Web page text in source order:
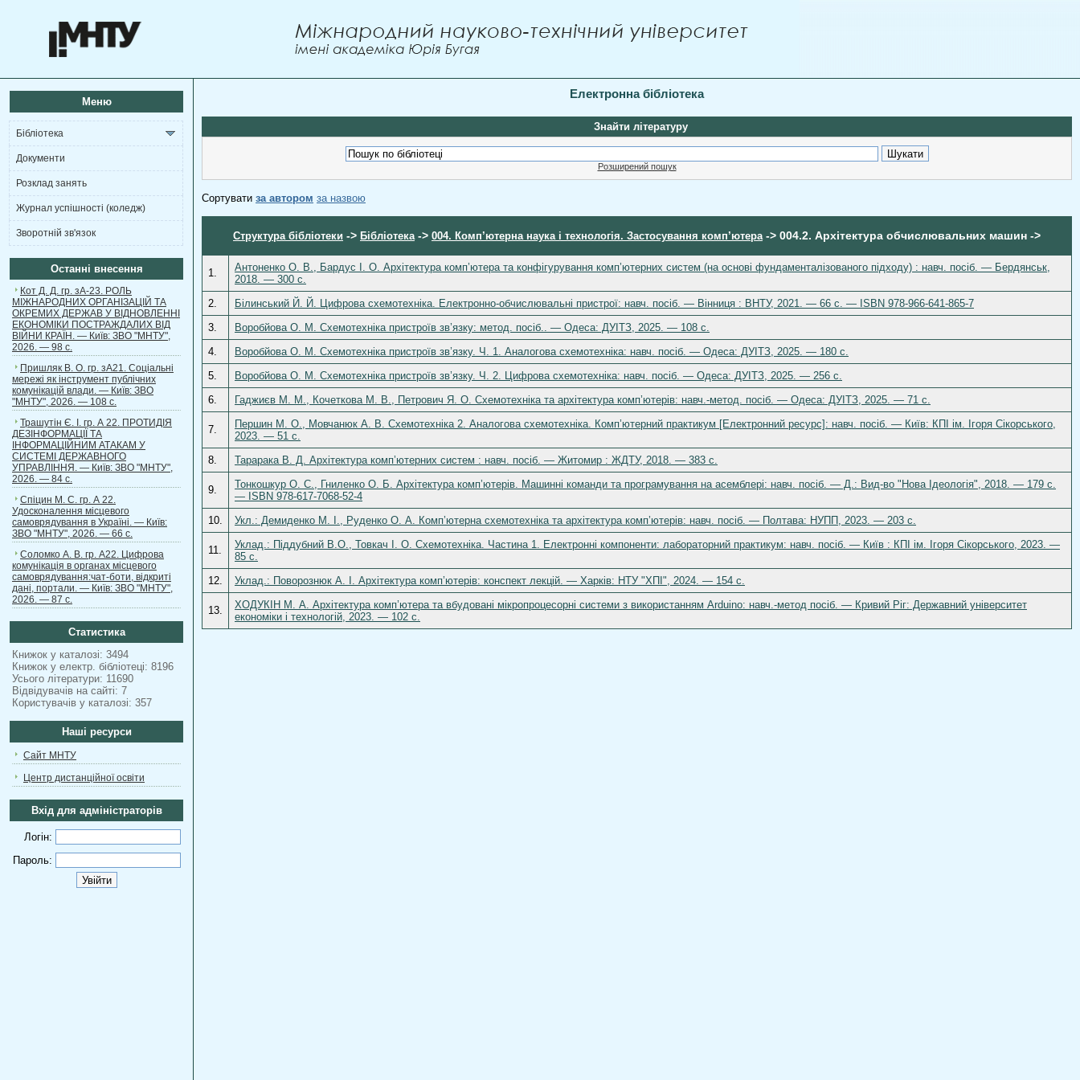
Меню
Бібліотека
Документи
Розклад занять
Журнал успішності (коледж)
Зворотній зв'язок
Останні внесення
Кот Д. Д. гр. зА-23. РОЛЬ
МІЖНАРОДНИХ ОРГАНІЗАЦІЙ ТА
ОКРЕМИХ ДЕРЖАВ У ВІДНОВЛЕННІ
ЕКОНОМІКИ ПОСТРАЖДАЛИХ ВІД
ВІЙНИ КРАЇН. — Київ: ЗВО "МНТУ",
2026. — 98 с.
Пришляк В. О. гр. зА21. Соціальні
мережі як інструмент публічних
комунікацій влади. — Київ: ЗВО
"МНТУ", 2026. — 108 с.
Трашутін Є. І. гр. А 22. ПРОТИДІЯ
ДЕЗІНФОРМАЦІЇ ТА
ІНФОРМАЦІЙНИМ АТАКАМ У
СИСТЕМІ ДЕРЖАВНОГО
УПРАВЛІННЯ. — Київ: ЗВО "МНТУ",
2026. — 84 с.
Спіцин М. С. гр. А 22.
Удосконалення місцевого
самоврядування в Україні. — Київ:
ЗВО "МНТУ", 2026. — 66 с.
Соломко А. В. гр. А22. Цифрова
комунікація в органах місцевого
самоврядування:чат-боти, відкриті
дані, портали. — Київ: ЗВО "МНТУ",
2026. — 87 с.
Статистика
Книжок у каталозі: 3494
Книжок у електр. бібліотеці: 8196
Усього літератури: 11690
Відвідувачів на сайті: 7
Користувачів у каталозі: 357
Наші ресурси
Сайт МНТУ
Центр дистанційної освіти
Вхід для адміністраторів
Логін:
Пароль:
Електронна бібліотека
Знайти літературу
Розширений пошук
Сортувати за автором за назвою
Структура бібліотеки -> Бібліотека -> 004. Комп’ютерна наука і технологія. Застосування комп’ютера -> 004.2. Архітектура обчислювальних машин ->
1.
Антоненко О. В., Бардус І. О. Архітектура комп’ютера та конфігурування комп’ютерних систем (на основі фундаменталізованого підходу) : навч. посіб. — Бердянськ,
2018. — 300 с.
2.
Білинський Й. Й. Цифрова схемотехніка. Електронно-обчислювальні пристрої: навч. посіб. — Вінниця : ВНТУ, 2021. — 66 с. — ISBN 978-966-641-865-7
3.
Воробйова О. М. Схемотехніка пристроїв зв’язку: метод. посіб.. — Одеса: ДУІТЗ, 2025. — 108 с.
4.
Воробйова О. М. Схемотехніка пристроїв зв’язку. Ч. 1. Аналогова схемотехніка: навч. посіб. — Одеса: ДУІТЗ, 2025. — 180 с.
5.
Воробйова О. М. Схемотехніка пристроїв зв’язку. Ч. 2. Цифрова схемотехніка: навч. посіб. — Одеса: ДУІТЗ, 2025. — 256 с.
6.
Гаджиєв М. М., Кочеткова М. В., Петрович Я. О. Схемотехніка та архітектура комп’ютерів: навч.-метод. посіб. — Одеса: ДУІТЗ, 2025. — 71 с.
7.
Першин М. О., Мовчанюк А. В. Схемотехніка 2. Аналогова схемотехніка. Комп’ютерний практикум [Електронний ресурс]: навч. посіб. — Київ: КПІ ім. Ігоря Сікорського,
2023. — 51 с.
8.
Тарарака В. Д. Архітектура комп’ютерних систем : навч. посіб. — Житомир : ЖДТУ, 2018. — 383 с.
9.
Тонкошкур О. С., Гниленко О. Б. Архітектура комп’ютерів. Машинні команди та програмування на асемблері: навч. посіб. — Д.: Вид-во "Нова Ідеологія", 2018. — 179 с.
— ISBN 978-617-7068-52-4
10.
Укл.: Демиденко М. І., Руденко О. А. Комп’ютерна схемотехніка та архітектура комп’ютерів: навч. посіб. — Полтава: НУПП, 2023. — 203 с.
11.
Уклад.: Піддубний В.О., Товкач І. О. Схемотехніка. Частина 1. Електронні компоненти: лабораторний практикум: навч. посіб. — Київ : КПІ ім. Ігоря Сікорського, 2023. —
85 с.
12.
Уклад.: Поворознюк А. І. Архітектура комп’ютерів: конспект лекцій. — Харків: НТУ "ХПІ", 2024. — 154 с.
13.
ХОДУКІН М. А. Архітектура комп’ютера та вбудовані мікропроцесорні системи з використанням Аrduino: навч.-метод посіб. — Кривий Ріг: Державний університет
економіки і технологій, 2023. — 102 с.